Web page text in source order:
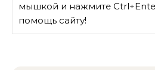
мышкой и нажмите
помощь сайту!